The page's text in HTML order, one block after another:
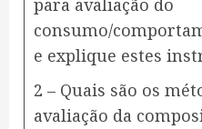
para avaliação do
consumo/
e explique estes
​2 – Quais são os
avaliação da